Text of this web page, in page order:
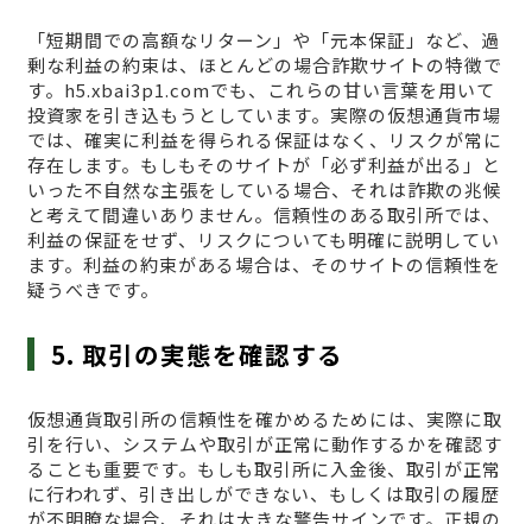
「短期間での高額なリターン」や「元本保証」など、過
剰な利益の約束は、ほとんどの場合詐欺サイトの特徴で
す。h5.xbai3p1.comでも、これらの甘い言葉を用いて
投資家を引き込もうとしています。実際の仮想通貨市場
では、確実に利益を得られる保証はなく、リスクが常に
存在します。もしもそのサイトが「必ず利益が出る」と
いった不自然な主張をしている場合、それは詐欺の兆候
と考えて間違いありません。信頼性のある取引所では、
利益の保証をせず、リスクについても明確に説明してい
ます。利益の約束がある場合は、そのサイトの信頼性を
疑うべきです。
5. 取引の実態を確認する
仮想通貨取引所の信頼性を確かめるためには、実際に取
引を行い、システムや取引が正常に動作するかを確認す
ることも重要です。もしも取引所に入金後、取引が正常
に行われず、引き出しができない、もしくは取引の履歴
が不明瞭な場合、それは大きな警告サインです。正規の